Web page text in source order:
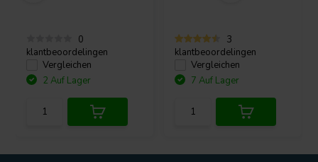
0
klantbeoordelingen
Vergleichen
2 Auf Lager
3
klantbeoordelingen
Vergleichen
7 Auf Lager